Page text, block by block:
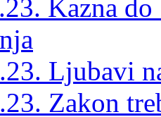
Kazna
Ljubavi
Zakon